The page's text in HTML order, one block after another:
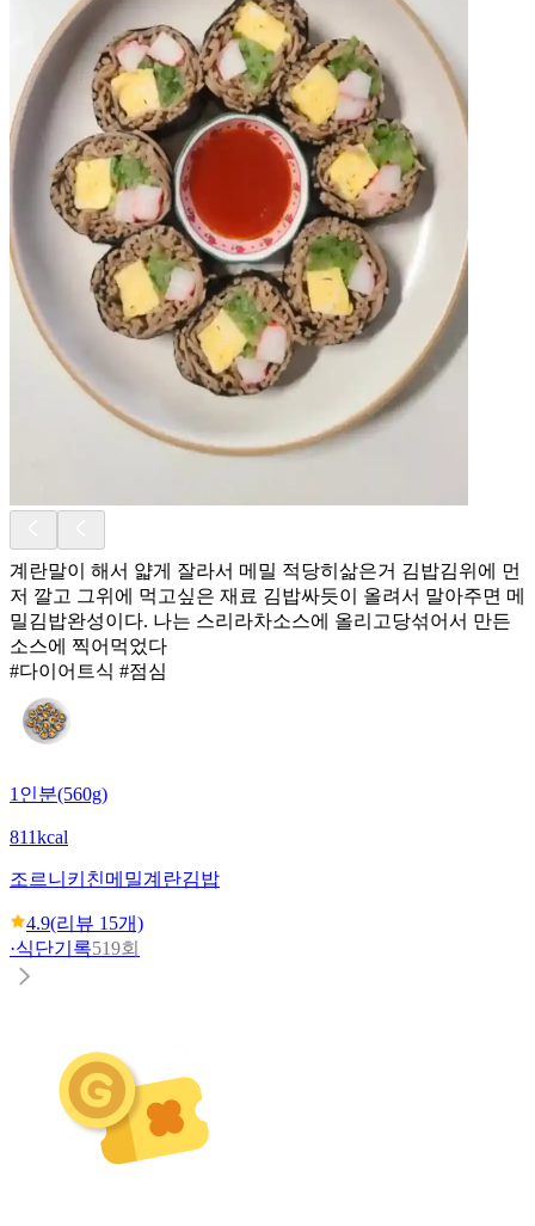
계란말이 해서 얇게 잘라서 메밀 적당히삶은거 김밥김위에 먼
저 깔고 그위에 먹고싶은 재료 김밥싸듯이 올려서 말아주면 메
밀김밥완성이다. 나는 스리라차소스에 올리고당섞어서 만든
소스에 찍어먹었다
#다이어트식 #점심
1인분(560g)
811kcal
조르니키친메밀계란김밥
4.9(리뷰 15개)
·식단기록519회